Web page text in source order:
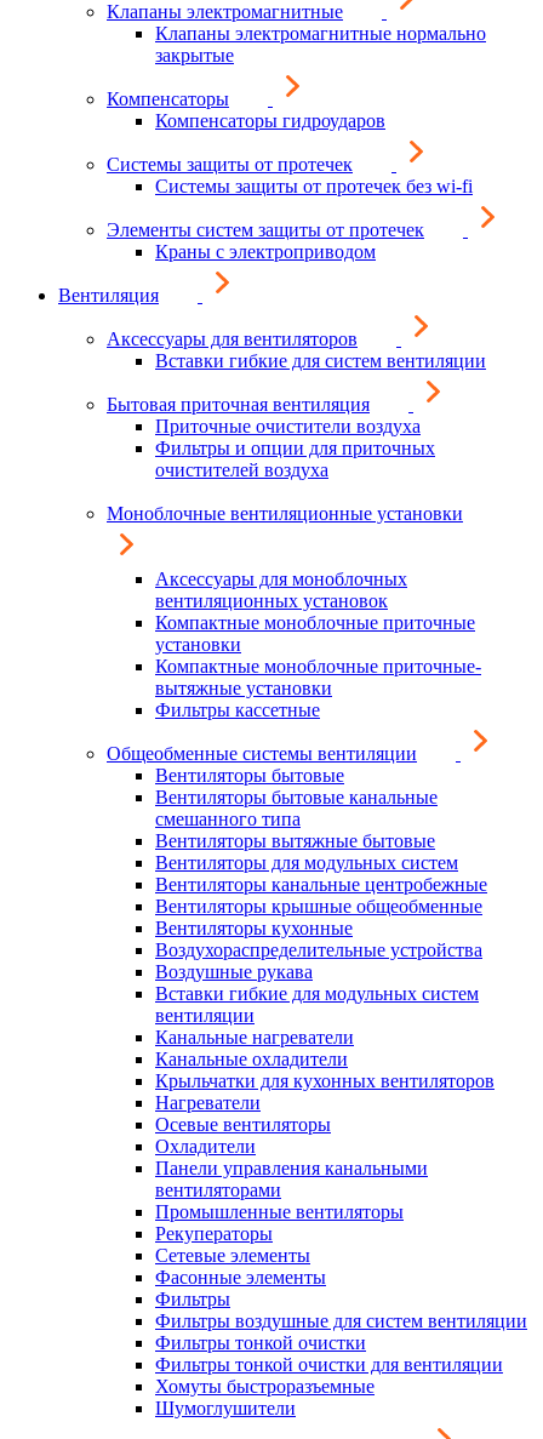
Клапаны электромагнитные
Клапаны электромагнитные нормально
закрытые
Компенсаторы
Компенсаторы гидроударов
Системы защиты от протечек
Системы защиты от протечек без wi-fi
Элементы систем защиты от протечек
Краны с электроприводом
Вентиляция
Аксессуары для вентиляторов
Вставки гибкие для систем вентиляции
Бытовая приточная вентиляция
Приточные очистители воздуха
Фильтры и опции для приточных
очистителей воздуха
Моноблочные вентиляционные установки
Аксессуары для моноблочных
вентиляционных установок
Компактные моноблочные приточные
установки
Компактные моноблочные приточные-
вытяжные установки
Фильтры кассетные
Общеобменные системы вентиляции
Вентиляторы бытовые
Вентиляторы бытовые канальные
смешанного типа
Вентиляторы вытяжные бытовые
Вентиляторы для модульных систем
Вентиляторы канальные центробежные
Вентиляторы крышные общеобменные
Вентиляторы кухонные
Воздухораспределительные устройства
Воздушные рукава
Вставки гибкие для модульных систем
вентиляции
Канальные нагреватели
Канальные охладители
Крыльчатки для кухонных вентиляторов
Нагреватели
Осевые вентиляторы
Охладители
Панели управления канальными
вентиляторами
Промышленные вентиляторы
Рекуператоры
Сетевые элементы
Фасонные элементы
Фильтры
Фильтры воздушные для систем вентиляции
Фильтры тонкой очистки
Фильтры тонкой очистки для вентиляции
Хомуты быстроразъемные
Шумоглушители